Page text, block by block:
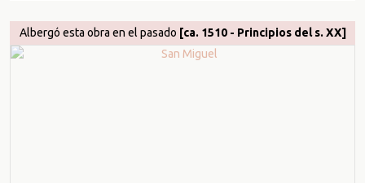
Albergó esta obra en el pasado [ca. 1510 - Principios del s. XX]